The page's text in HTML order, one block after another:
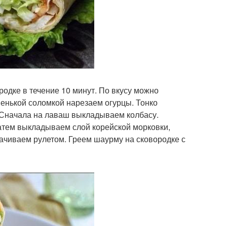
в течение 10 минут. По вкусу можно
соломкой нарезаем огурцы. Тонко
на лаваш выкладываем колбасу.
выкладываем слой корейской морковки,
рулетом. Греем шаурму на сковородке с